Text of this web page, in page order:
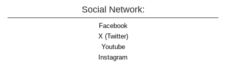
Social Network:
Facebook
X (Twitter)
Youtube
Instagram